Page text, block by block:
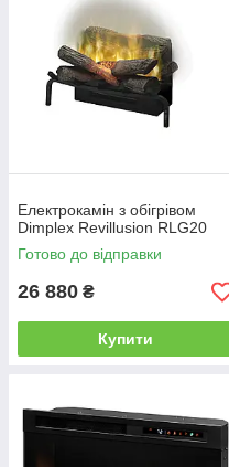
Електрокамін з обігрівом
Dimplex Revillusion RLG20
Готово до відправки
26 880 ₴
Купити